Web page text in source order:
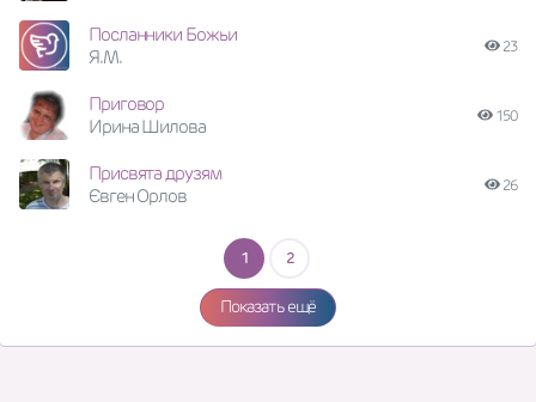
Посланники Божьи
Я.М.
23
Приговор
Ирина Шилова
150
Присвята друзям
Євген Орлов
26
1 2
Показать ещё